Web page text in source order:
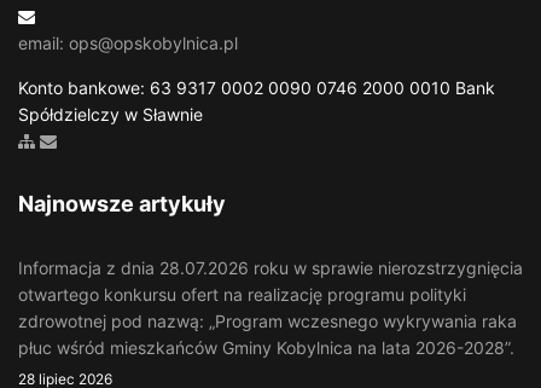
email: ops@opskobylnica.pl
Konto bankowe: 63 9317 0002 0090 0746 2000 0010 Bank
Spółdzielczy w Sławnie
Zobacz mapę strony
Wyślij email
Najnowsze artykuły
Informacja z dnia 28.07.2026 roku w sprawie nierozstrzygnięcia
otwartego konkursu ofert na realizację programu polityki
zdrowotnej pod nazwą: „Program wczesnego wykrywania raka
płuc wśród mieszkańców Gminy Kobylnica na lata 2026-2028”.
28 lipiec 2026